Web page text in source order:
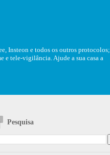
Insteon e todos os outros protocolos;
e tele-vigilância. Ajude a sua casa a
Pesquisa